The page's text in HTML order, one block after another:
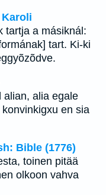
Karoli
tartja a másiknál:
tart. Ki-ki
alian, alia egale
en sia
Bible (1776)
toinen pitää
olkoon vahva